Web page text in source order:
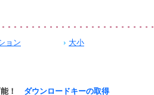
ョン
大小
能！ ダウンロードキーの取得